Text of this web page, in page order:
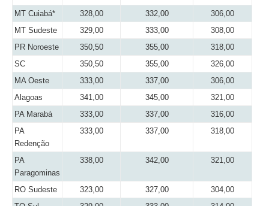
MT Cuiabá* 328,00 332,00
306,00
MT Sudeste
329,00 333,00
308,00
PR Noroeste
350,50 355,00
318,00
SC
350,50 355,00
326,00
MA Oeste
333,00 337,00
306,00
Alagoas
341,00 345,00
321,00
PA Marabá
333,00 337,00
316,00
PA
Redenção
333,00 337,00 318,00
PA
Paragominas
338,00 342,00 321,00
RO Sudeste 323,00 327,00
304,00